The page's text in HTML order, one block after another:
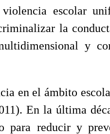
escolar
la
y
en el ámbito
En la última
para reducir y